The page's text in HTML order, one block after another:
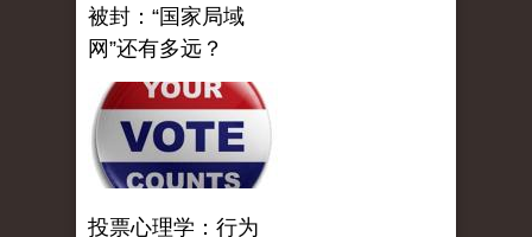
被封：“国家局域
网”还有多远？
投票心理学：行为